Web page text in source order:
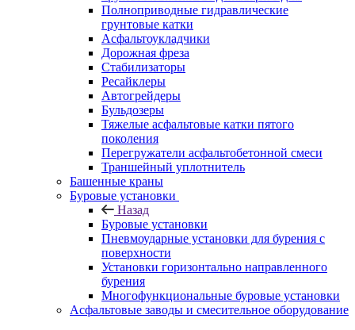
Полноприводные гидравлические
грунтовые катки
Асфальтоукладчики
Дорожная фреза
Стабилизаторы
Ресайклеры
Автогрейдеры
Бульдозеры
Тяжелые асфальтовые катки пятого
поколения
Перегружатели асфальтобетонной смеси
Траншейный уплотнитель
Башенные краны
Буровые установки
Назад
Буровые установки
Пневмоударные установки для бурения с
поверхности
Установки горизонтально направленного
бурения
Многофункциональные буровые установки
Асфальтовые заводы и смесительное оборудование